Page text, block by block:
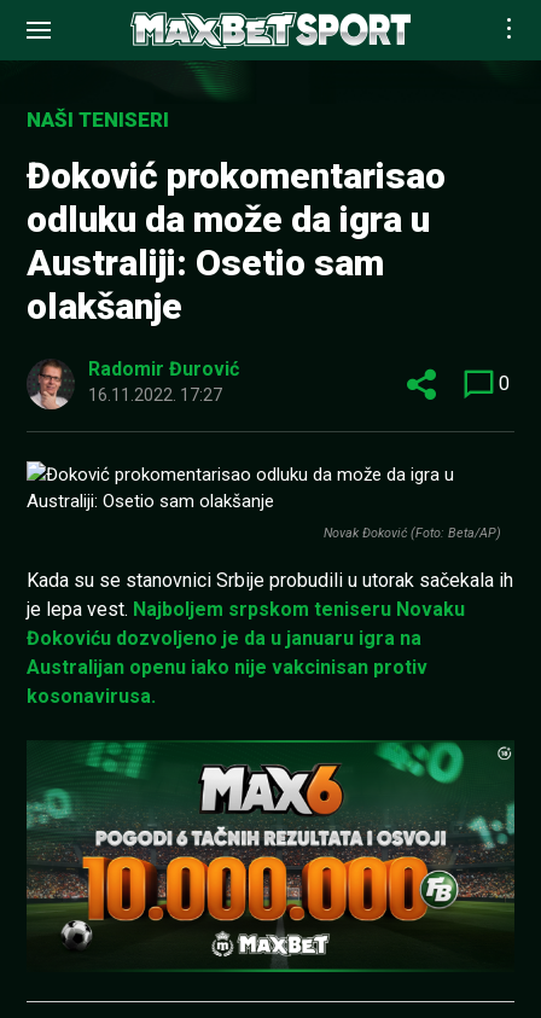
contentNAŠI TENISERI
Đoković prokomentarisao
odluku da može da igra u
Australiji: Osetio sam
olakšanje
Radomir Đurović
16.11.2022. 17:27 0
Novak Đoković (Foto: Beta/AP)
Kada su se stanovnici Srbije probudili u utorak sačekala ih
je lepa vest. Najboljem srpskom teniseru Novaku
Đokoviću dozvoljeno je da u januaru igra na
Australijan openu iako nije vakcinisan protiv
kosonavirusa.